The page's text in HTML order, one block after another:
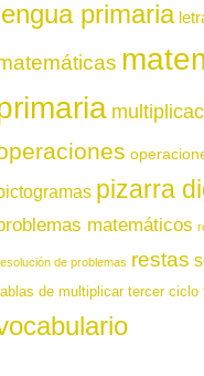
primaria
pizarra
matemáticos
de problemas restas
de multiplicar tercer ciclo